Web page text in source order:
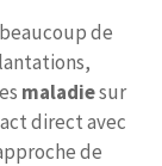
de
maladiesur
direct avec
de